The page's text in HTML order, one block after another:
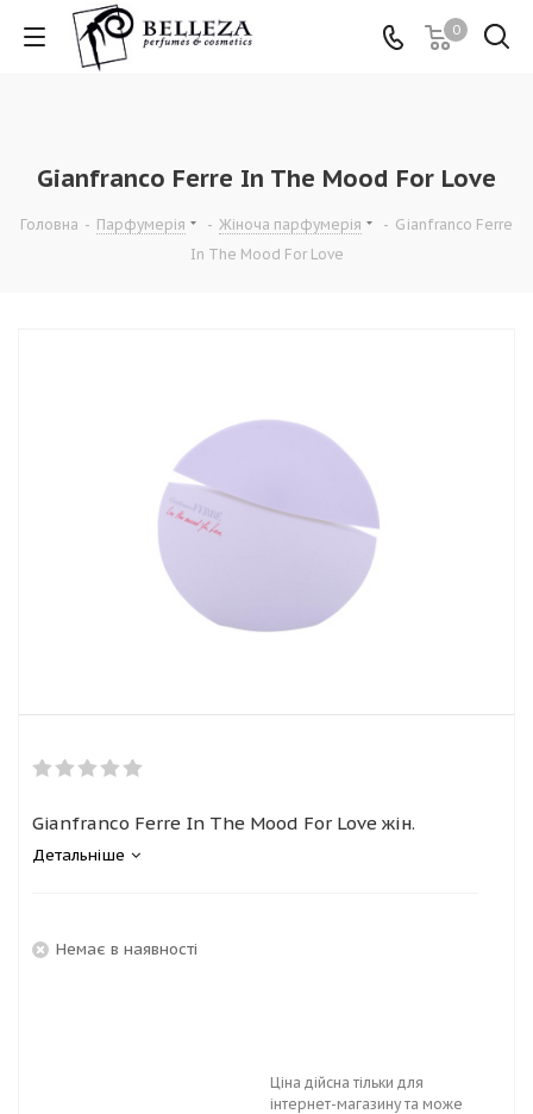
0
Gianfranco Ferre In The Mood For Love
Головна - Парфумерія - Жіноча парфумерія - Gianfranco Ferre
In The Mood For Love
Gianfranco Ferre In The Mood For Love жін.
Детальніше
Немає в наявності
Ціна дійсна тільки для
інтернет-магазину та може